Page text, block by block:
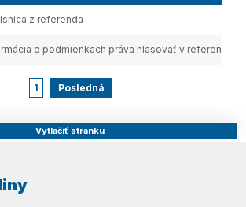
z referenda
o podmienkach práva hlasovať v referende
1 Posledná
Vytlačiť stránku